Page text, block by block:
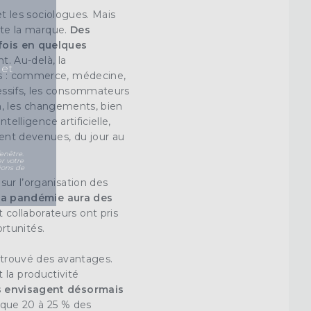
les sociologues. Mais
la marque. Des
en quelques
Au-delà, la
: commerce, médecine,
les consommateurs
les changements, bien
artificielle,
devenues, du jour au
l’organisation des
pandémie aura des
collaborateurs ont pris
des avantages.
la productivité
envisagent désormais
20 à 25 % des
votre
de